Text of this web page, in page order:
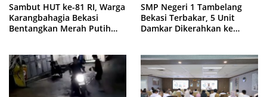
Sambut HUT ke-81 RI, Warga
Karangbahagia Bekasi
Bentangkan Merah Putih
SMP Negeri 1 Tambelang
Bekasi Terbakar, 5 Unit
Damkar Dikerahkan ke